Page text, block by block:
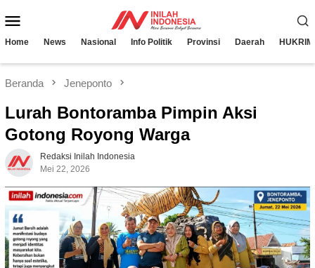
ke
Mobile
Home News Nasional Info Politik Provinsi Daerah HUKRIM
Beranda Jeneponto
Lurah Bontoramba Pimpin Aksi
Gotong Royong Warga
Redaksi Inilah Indonesia
Mei 22, 2026